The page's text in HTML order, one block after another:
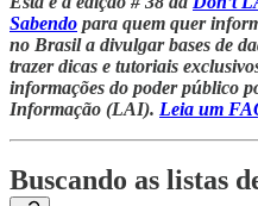
Sabendo para quem quer
no Brasil a divulgar bases de
trazer dicas e tutoriais
informações do poder público
Informação (LAI). Leia um
Buscando as listas